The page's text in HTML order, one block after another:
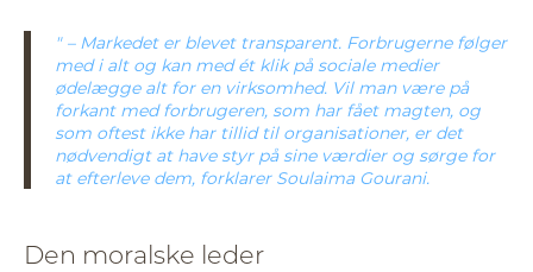
– Markedet er blevet transparent. Forbrugerne følger
med i alt og kan med ét klik på sociale medier
ødelægge alt for en virksomhed. Vil man være på
forkant med forbrugeren, som har fået magten, og
som oftest ikke har tillid til organisationer, er det
nødvendigt at have styr på sine værdier og sørge for
at efterleve dem, forklarer Soulaima Gourani.
Den moralske leder